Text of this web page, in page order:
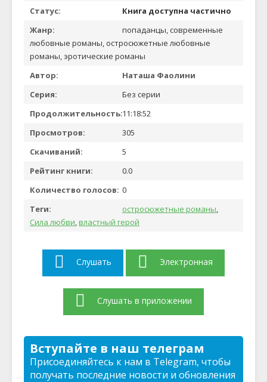
Статус:
Книга доступна частично
Жанр:
попаданцы, современные
любовные романы, остросюжетные любовные
романы, эротические романы
Автор:
Наташа Фаолини
Серия:
Без серии
Продолжительность:11:18:52
Просмотров:
305
Скачиваний:
5
Рейтинг книги:
0.0
Количество голосов: 0
Теги:
остросюжетные романы,
Сила любви,властный герой
Слушать Электронная
Слушать в приложении
Вступайте в наш телеграм
Присоединяйтесь к нам в Telegram, чтобы
получать последние новости и обновления